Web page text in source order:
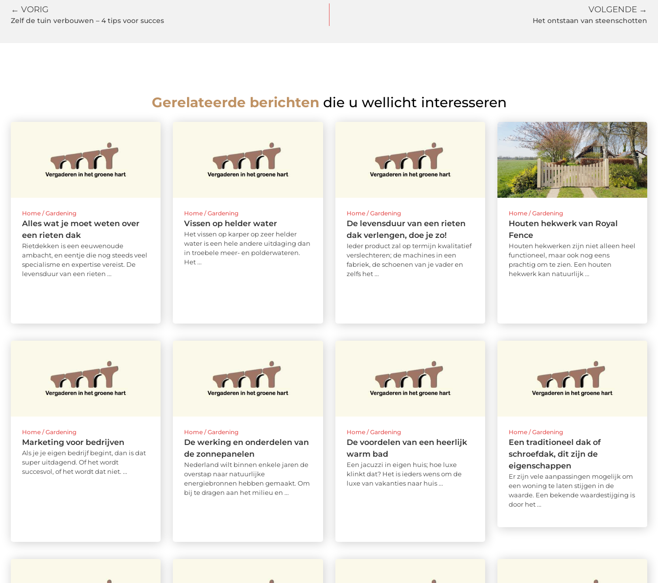
← VORIG
Zelf de tuin verbouwen – 4 tips voor succes
VOLGENDE →
Het ontstaan van steenschotten
Gerelateerde berichten die u wellicht interesseren
Home / Gardening
Alles wat je moet weten over
een rieten dak
Rietdekken is een eeuwenoude
ambacht, en eentje die nog steeds veel
specialisme en expertise vereist. De
levensduur van een rieten ...
Home / Gardening
Vissen op helder water
Het vissen op karper op zeer helder
water is een hele andere uitdaging dan
in troebele meer- en polderwateren.
Het ...
Home / Gardening
De levensduur van een rieten
dak verlengen, doe je zo!
Ieder product zal op termijn kwalitatief
verslechteren; de machines in een
fabriek, de schoenen van je vader en
zelfs het ...
Home / Gardening
Houten hekwerk van Royal
Fence
Houten hekwerken zijn niet alleen heel
functioneel, maar ook nog eens
prachtig om te zien. Een houten
hekwerk kan natuurlijk ...
Home / Gardening
Marketing voor bedrijven
Als je je eigen bedrijf begint, dan is dat
super uitdagend. Of het wordt
succesvol, of het wordt dat niet. ...
Home / Gardening
De werking en onderdelen van
de zonnepanelen
Nederland wilt binnen enkele jaren de
overstap naar natuurlijke
energiebronnen hebben gemaakt. Om
bij te dragen aan het milieu en ...
Home / Gardening
De voordelen van een heerlijk
warm bad
Een jacuzzi in eigen huis; hoe luxe
klinkt dat? Het is ieders wens om de
luxe van vakanties naar huis ...
Home / Gardening
Een traditioneel dak of
schroefdak, dit zijn de
eigenschappen
Er zijn vele aanpassingen mogelijk om
een woning te laten stijgen in de
waarde. Een bekende waardestijging is
door het ...